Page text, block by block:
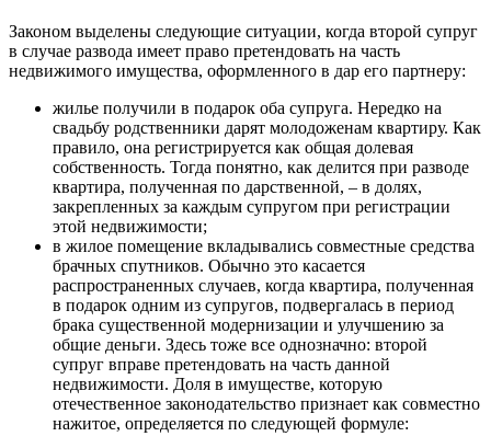
Законом выделены следующие ситуации, когда второй супруг
в случае развода имеет право претендовать на часть
недвижимого имущества, оформленного в дар его партнеру:
жилье получили в подарок оба супруга. Нередко на
свадьбу родственники дарят молодоженам квартиру. Как
правило, она регистрируется как общая долевая
собственность. Тогда понятно, как делится при разводе
квартира, полученная по дарственной, – в долях,
закрепленных за каждым супругом при регистрации
этой недвижимости;
в жилое помещение вкладывались совместные средства
брачных спутников. Обычно это касается
распространенных случаев, когда квартира, полученная
в подарок одним из супругов, подвергалась в период
брака существенной модернизации и улучшению за
общие деньги. Здесь тоже все однозначно: второй
супруг вправе претендовать на часть данной
недвижимости. Доля в имуществе, которую
отечественное законодательство признает как совместно
нажитое, определяется по следующей формуле: